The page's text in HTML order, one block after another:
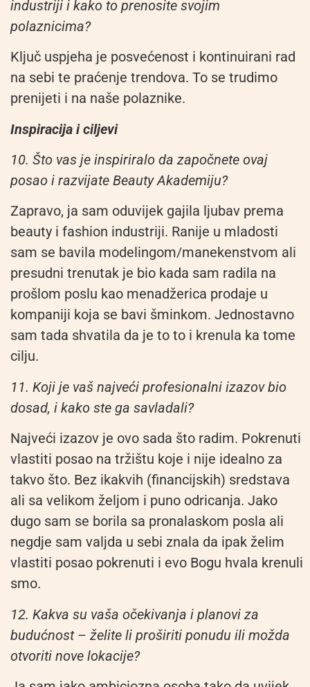
industriji i kako to prenosite svojim
polaznicima?
Ključ uspjeha je posvećenost i kontinuirani rad
na sebi te praćenje trendova. To se trudimo
prenijeti i na naše polaznike.
Inspiracija i ciljevi
10. Što vas je inspiriralo da započnete ovaj
posao i razvijate Beauty Akademiju?
Zapravo, ja sam oduvijek gajila ljubav prema
beauty i fashion industriji. Ranije u mladosti
sam se bavila modelingom/manekenstvom ali
presudni trenutak je bio kada sam radila na
prošlom poslu kao menadžerica prodaje u
kompaniji koja se bavi šminkom. Jednostavno
sam tada shvatila da je to to i krenula ka tome
cilju.
11. Koji je vaš najveći profesionalni izazov bio
dosad, i kako ste ga savladali?
Najveći izazov je ovo sada što radim. Pokrenuti
vlastiti posao na tržištu koje i nije idealno za
takvo što. Bez ikakvih (financijskih) sredstava
ali sa velikom željom i puno odricanja. Jako
dugo sam se borila sa pronalaskom posla ali
negdje sam valjda u sebi znala da ipak želim
vlastiti posao pokrenuti i evo Bogu hvala krenuli
smo.
12. Kakva su vaša očekivanja i planovi za
budućnost – želite li proširiti ponudu ili možda
otvoriti nove lokacije?